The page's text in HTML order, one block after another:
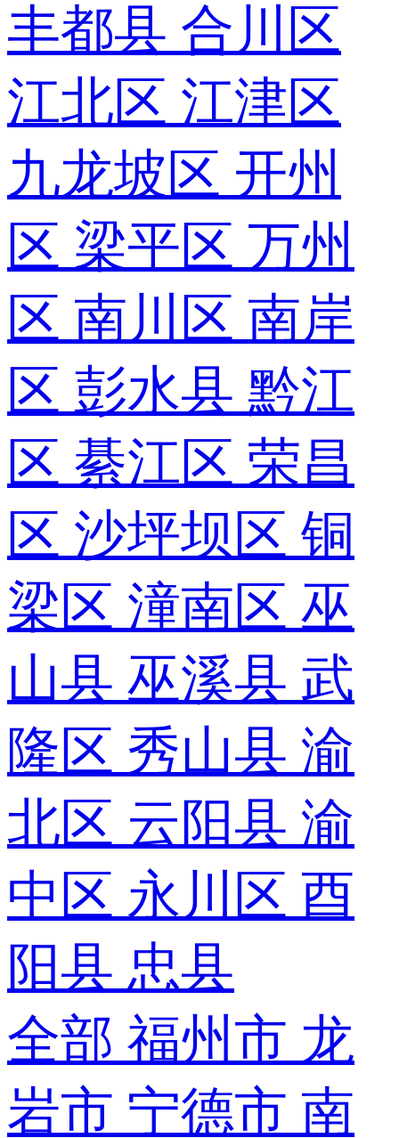
丰都县 合川区
江北区 江津区
九龙坡区 开州
区 梁平区 万州
区 南川区 南岸
区 彭水县 黔江
区 綦江区 荣昌
区 沙坪坝区 铜
梁区 潼南区 巫
山县 巫溪县 武
隆区 秀山县 渝
北区 云阳县 渝
中区 永川区 酉
阳县 忠县
全部 福州市 龙
岩市 宁德市 南